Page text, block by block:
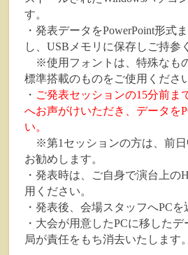
す。
・発表データをPowerPoint形式
し、USBメモリに保存しご持参
※使用フォントは、特殊なも
標準搭載のものをご使用くださ
・ ご発表セッションの15分前ま
へお声がけいただき、データを
い。
※第1セッションの方は、前
お勧めします。
・発表時は、ご自身で演台上の
用ください。
・発表後、会場スタッフへPCを
・大会が用意したPCに移した
局が責任をもち消去いたします。